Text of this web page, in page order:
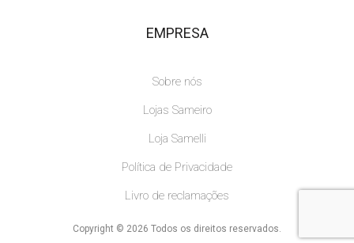
EMPRESA
Sobre nós
Lojas Sameiro
Loja Samelli
Política de Privacidade
Livro de reclamações
Copyright © 2026 Todos os direitos reservados.